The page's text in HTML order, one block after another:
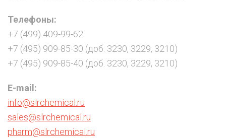
Телефоны:
+7 (499) 409-99-62
+7 (495) 909-85-30 (доб. 3230, 3229, 3210)
+7 (495) 909-85-40 (доб. 3230, 3229, 3210)
E-mail:
info@slrchemical.ru
sales@slrchemical.ru
pharm@slrchemical.ru